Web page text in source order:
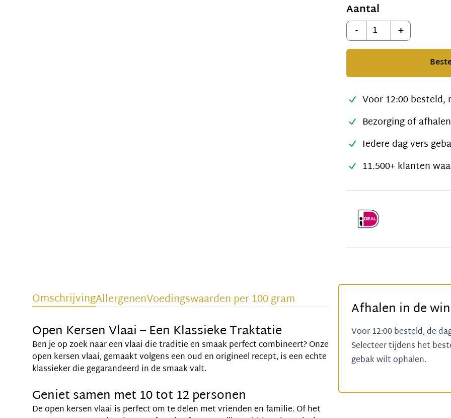
Aantal
-
Aantal +
Voor 12:00 besteld,
Bezorging of
Iedere dag vers
11.500+ klanten
OmschrijvingAllergenenVoedingswaarden per 100 gram
Open Kersen Vlaai – Een Klassieke Traktatie
Ben je op zoek naar een vlaai die traditie en smaak perfect combineert? Onze
open kersen vlaai, gemaakt volgens een oud en origineel recept, is een echte
klassieker die gegarandeerd in de smaak valt.
Geniet samen met 10 tot 12 personen
De open kersen vlaai is perfect om te delen met vrienden en familie. Of het
Afhalen in de
Voor 12:00 besteld, de
Selecteer tijdens het
gebak wilt ophalen.